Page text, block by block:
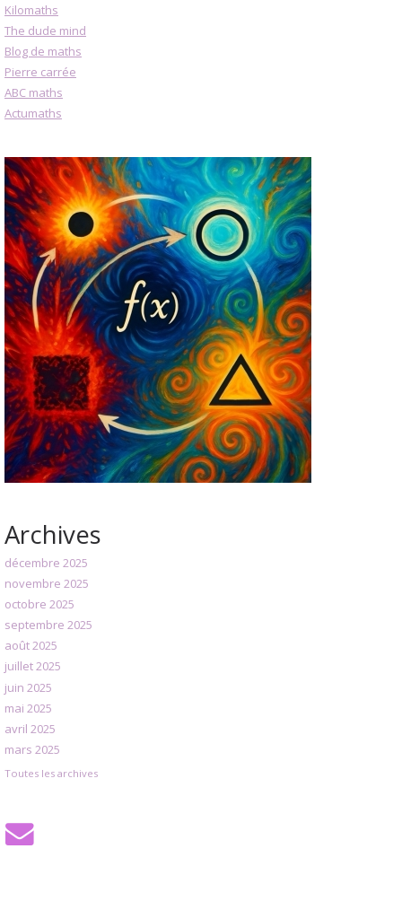
Kilomaths
The dude mind
Blog de maths
Pierre carrée
ABC maths
Actumaths
Archives
décembre 2025
novembre 2025
octobre 2025
septembre 2025
août 2025
juillet 2025
juin 2025
mai 2025
avril 2025
mars 2025
Toutes les archives